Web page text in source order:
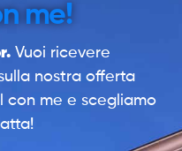
me!
Vuoi ricevere
nostra offerta
con me e scegliamo